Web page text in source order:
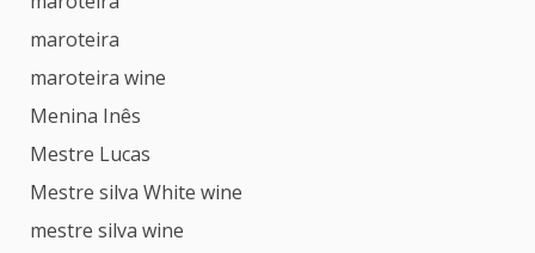
maroteira
maroteira wine
Menina Inês
Mestre Lucas
Mestre silva White wine
mestre silva wine